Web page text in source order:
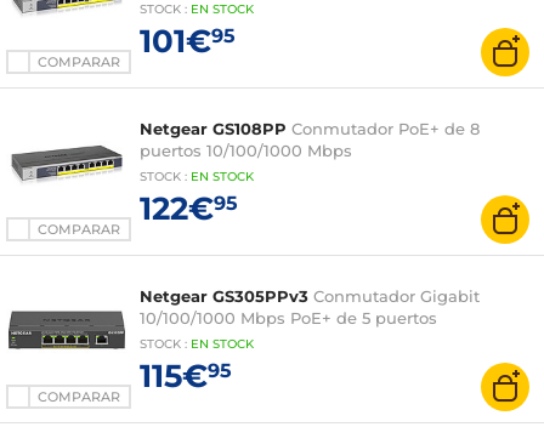
COMPARAR
STOCK : EN STOCK
101€95
COMPARAR
Netgear GS108PP Conmutador PoE+ de 8
puertos 10/100/1000 Mbps
STOCK : EN STOCK
122€95
COMPARAR
Netgear GS305PPv3 Conmutador Gigabit
10/100/1000 Mbps PoE+ de 5 puertos
STOCK : EN STOCK
115€95